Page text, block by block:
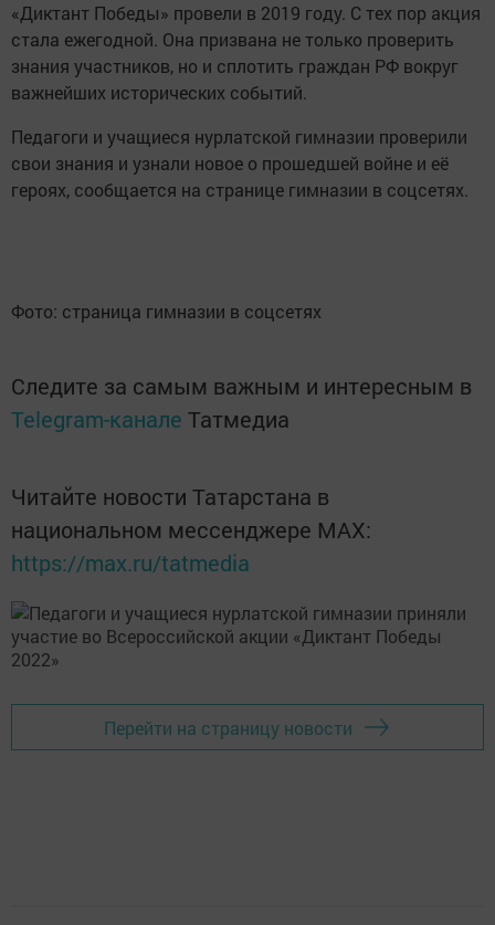
«Диктант Победы» провели в 2019 году. С тех пор акция
стала ежегодной. Она призвана не только проверить
знания участников, но и сплотить граждан РФ вокруг
важнейших исторических событий.
Педагоги и учащиеся нурлатской гимназии проверили
свои знания и узнали новое о прошедшей войне и её
героях, сообщается на странице гимназии в соцсетях.
Фото: страница гимназии в соцсетях
Следите за самым важным и интересным в
Telegram-канале Татмедиа
Читайте новости Татарстана в
национальном мессенджере MАХ:
https://max.ru/tatmedia
Перейти на страницу новости